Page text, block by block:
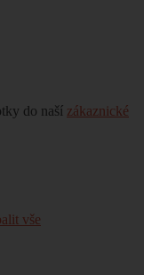
do naší zákaznické
vše